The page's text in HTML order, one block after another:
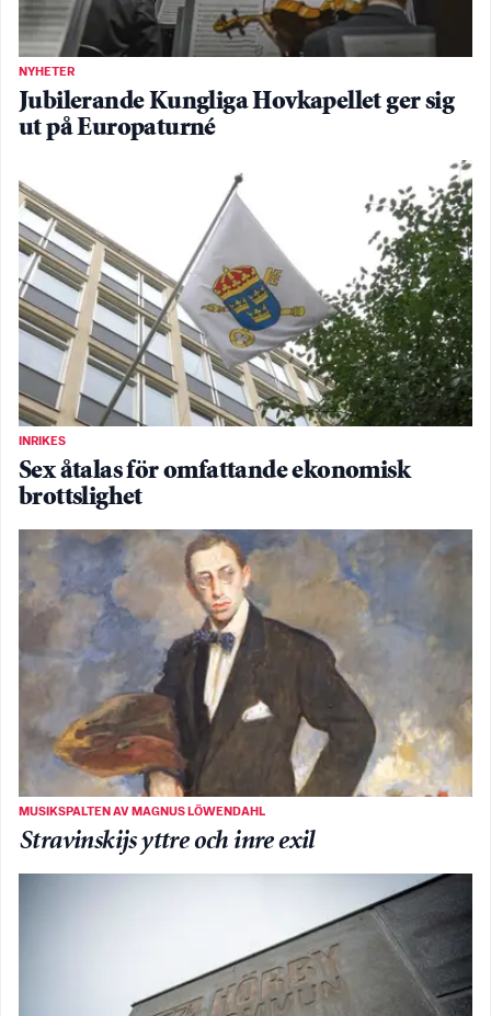
NYHETER
Jubilerande Kungliga Hovkapellet ger sig
ut på Europaturné
INRIKES
Sex åtalas för omfattande ekonomisk
brottslighet
MUSIKSPALTEN AV MAGNUS LÖWENDAHL
Stravinskijs yttre och inre exil